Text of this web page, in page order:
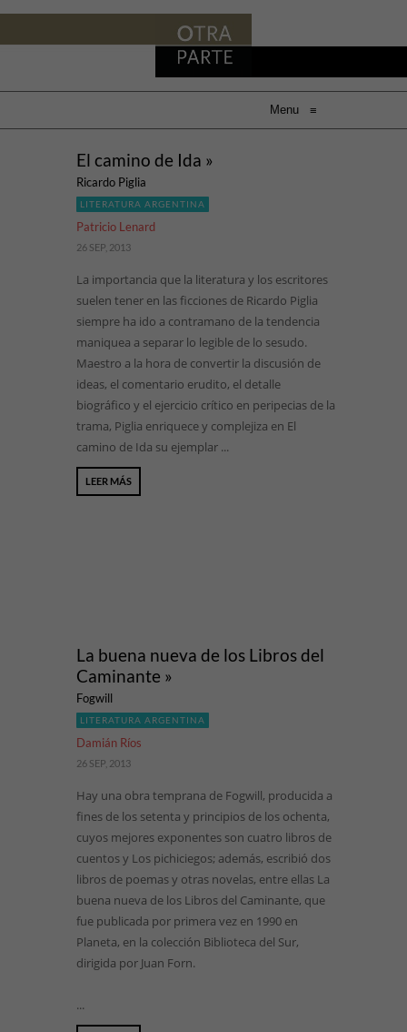
Menu ≡
El camino de Ida »
Ricardo Piglia
LITERATURA ARGENTINA
Patricio Lenard
26 SEP, 2013
La importancia que la literatura y los escritores
suelen tener en las ficciones de Ricardo Piglia
siempre ha ido a contramano de la tendencia
maniquea a separar lo legible de lo sesudo.
Maestro a la hora de convertir la discusión de
ideas, el comentario erudito, el detalle
biográfico y el ejercicio crítico en peripecias de la
trama, Piglia enriquece y complejiza en El
camino de Ida su ejemplar ...
LEER MÁS
La buena nueva de los Libros del
Caminante »
Fogwill
LITERATURA ARGENTINA
Damián Ríos
26 SEP, 2013
Hay una obra temprana de Fogwill, producida a
fines de los setenta y principios de los ochenta,
cuyos mejores exponentes son cuatro libros de
cuentos y Los pichiciegos; además, escribió dos
libros de poemas y otras novelas, entre ellas La
buena nueva de los Libros del Caminante, que
fue publicada por primera vez en 1990 en
Planeta, en la colección Biblioteca del Sur,
dirigida por Juan Forn.
...